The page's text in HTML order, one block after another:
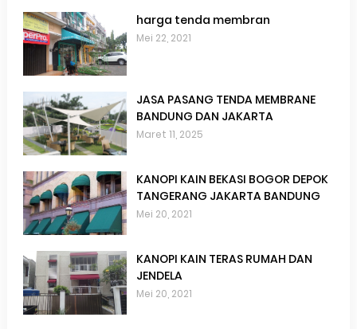
harga tenda membran
Mei 22, 2021
JASA PASANG TENDA MEMBRANE
BANDUNG DAN JAKARTA
Maret 11, 2025
KANOPI KAIN BEKASI BOGOR DEPOK
TANGERANG JAKARTA BANDUNG
Mei 20, 2021
KANOPI KAIN TERAS RUMAH DAN
JENDELA
Mei 20, 2021